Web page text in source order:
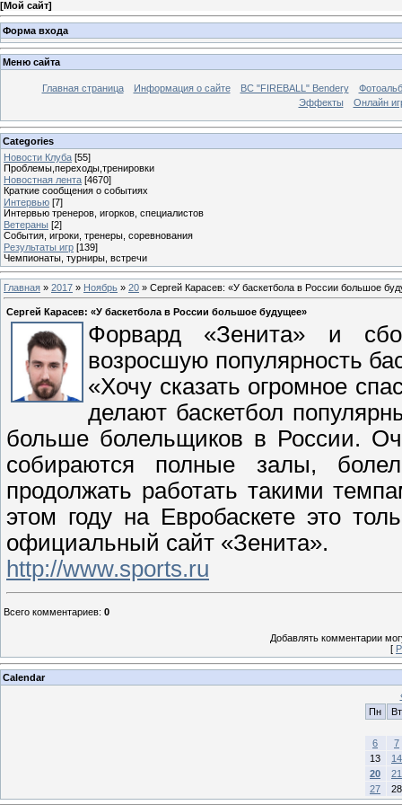
[Мой сайт]
Форма входа
Меню сайта
Главная страница Информация о сайте BC "FIREBALL" Bendery
Эффекты
Онлайн
Categories
Новости Клуба [55]
Проблемы,переходы,тренировки
Новостная лента [4670]
Краткие сообщения о событиях
Интервью [7]
Интервью тренеров, игорков, специалистов
Ветераны [2]
События, игроки, тренеры, соревнования
Результаты игр [139]
Чемпионаты, турниры, встречи
Главная » 2017 » Ноябрь » 20 » Сергей Карасев: «У баскетбола в России большое
Сергей Карасев: «У баскетбола в России большое будущее»
Форвард «Зенита» и
возросшую популярность
«Хочу сказать огромное
делают баскетбол
больше болельщиков в России.
собираются полные залы,
продолжать работать такими
этом году на Евробаскете это
официальный сайт «Зенита».
http://www.sports.ru
Всего комментариев: 0
Добавлять комментарии
[
Calendar
Пн
Вт
6
7
13
14
20
21
27
28